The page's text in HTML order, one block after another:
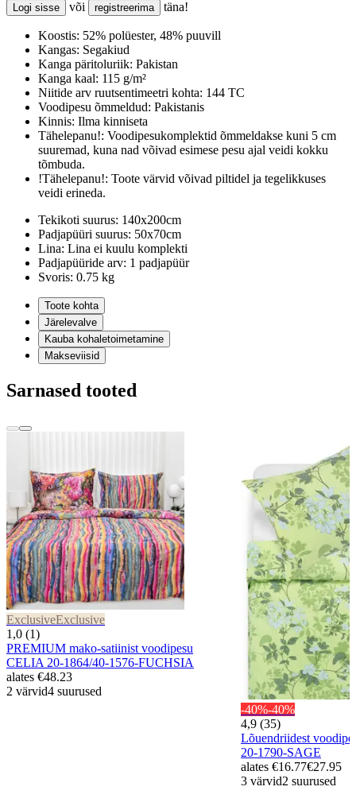
Logi sisse või registreerima täna!
Koostis: 52% polüester, 48% puuvill
Kangas: Segakiud
Kanga päritoluriik: Pakistan
Kanga kaal: 115 g/m²
Niitide arv ruutsentimeetri kohta: 144 TC
Voodipesu õmmeldud: Pakistanis
Kinnis: Ilma kinniseta
Tähelepanu!: Voodipesukomplektid õmmeldakse kuni 5 cm
suuremad, kuna nad võivad esimese pesu ajal veidi kokku
tõmbuda.
!Tähelepanu!: Toote värvid võivad piltidel ja tegelikkuses
veidi erineda.
Tekikoti suurus: 140x200cm
Padjapüüri suurus: 50x70cm
Lina: Lina ei kuulu komplekti
Padjapüüride arv: 1 padjapüür
Svoris: 0.75 kg
Toote kohta
Järelevalve
Kauba kohaletoimetamine
Makseviisid
Sarnased tooted
ExclusiveExclusive
1,0 (1)
PREMIUM mako-satiinist voodipesu
CELIA 20-1864/40-1576-FUCHSIA
alates €48.23
2 värvid4 suurused
-40%-40%
4,9 (35)
Lõuendriidest
20-1790-SAGE
alates €16.77€27.95
3 värvid2 suurused